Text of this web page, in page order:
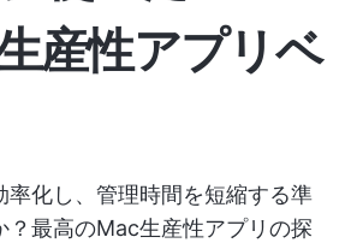
産性アプリベ
率化し、管理時間を短縮する準
？最高のMac生産性アプリの探